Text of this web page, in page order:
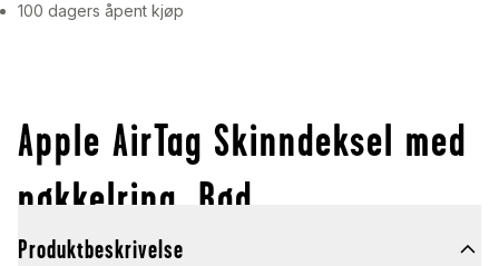
100 dagers åpent kjøp
Apple AirTag Skinndeksel med
nøkkelring, Rød
Produktbeskrivelse